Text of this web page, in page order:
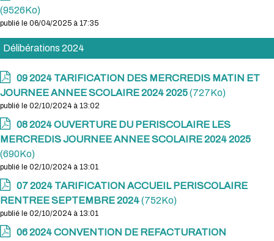
(9526Ko)
publié le 06/04/2025 à 17:35
Délibérations 2024
09 2024 TARIFICATION DES MERCREDIS MATIN ET
JOURNEE ANNEE SCOLAIRE 2024 2025(727Ko)
publié le 02/10/2024 à 13:02
08 2024 OUVERTURE DU PERISCOLAIRE LES
MERCREDIS JOURNEE ANNEE SCOLAIRE 2024 2025
(690Ko)
publié le 02/10/2024 à 13:01
07 2024 TARIFICATION ACCUEIL PERISCOLAIRE
RENTREE SEPTEMBRE 2024(752Ko)
publié le 02/10/2024 à 13:01
06 2024 CONVENTION DE REFACTURATION